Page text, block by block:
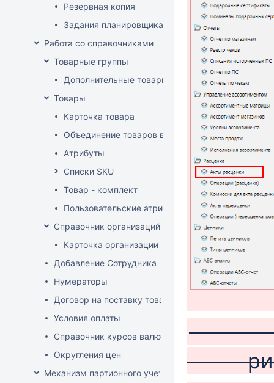
Резервная копия
Задания планировщика
Работа со справочниками
Товарные группы
Дополнительные товарные группы
Товары
Карточка товара
Объединение товаров в один (Слияние товаров)
Атрибуты
Списки SKU
Товар - комплект
Пользовательские атрибуты
Справочник организаций
Карточка организации
Добавление Сотрудника
Нумераторы
Договор на поставку товаров (форма)
Условия оплаты
Справочник курсов валют
Округления цен
Механизм партионного учета